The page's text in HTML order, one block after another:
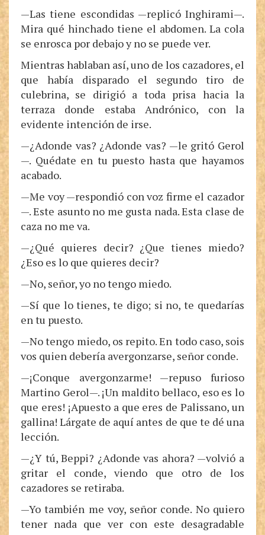
—Las tiene escondidas —replicó Inghirami—.
Mira qué hinchado tiene el abdomen. La cola
se enrosca por debajo y no se puede ver.
Mientras hablaban así, uno de los cazadores, el
que había disparado el segundo tiro de
culebrina, se dirigió a toda prisa hacia la
terraza donde estaba Andrónico, con la
evidente intención de irse.
—¿Adonde vas? ¿Adonde vas? —le gritó Gerol
—. Quédate en tu puesto hasta que hayamos
acabado.
—Me voy —respondió con voz firme el cazador
—. Este asunto no me gusta nada. Esta clase de
caza no me va.
—¿Qué quieres decir? ¿Que tienes miedo?
¿Eso es lo que quieres decir?
—No, señor, yo no tengo miedo.
—Sí que lo tienes, te digo; si no, te quedarías
en tu puesto.
—No tengo miedo, os repito. En todo caso, sois
vos quien debería avergonzarse, señor conde.
—¡Conque avergonzarme! —repuso furioso
Martino Gerol—. ¡Un maldito bellaco, eso es lo
que eres! ¡Apuesto a que eres de Palissano, un
gallina! Lárgate de aquí antes de que te dé una
lección.
—¿Y tú, Beppi? ¿Adonde vas ahora? —volvió a
gritar el conde, viendo que otro de los
cazadores se retiraba.
—Yo también me voy, señor conde. No quiero
tener nada que ver con este desagradable